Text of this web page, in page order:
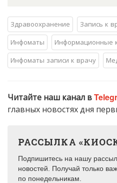
Здравоохранение Запись к
Инфоматы
Информационные
Инфоматы записи к врачу
Читайте наш канал в
главных новостях дня
РАССЫЛКА
Подпишитесь на нашу
новостей. Получай только
по понедельникам.